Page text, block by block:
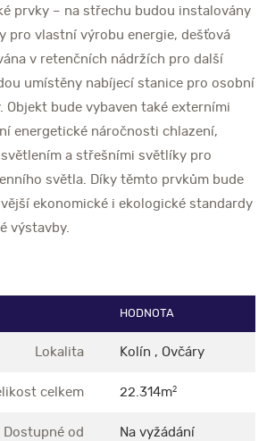
prvky – na střechu budou instalovány
pro vlastní výrobu energie, dešťová
v retenčních nádržích pro další
umístěny nabíjecí stanice pro osobní
Objekt bude vybaven také externími
energetické náročnosti chlazení,
a střešními světlíky pro
světla. Díky těmto prvkům bude
ekonomické i ekologické standardy
výstavby.
HODNOTA
Lokalita Kolín , Ovčáry
celkem 22.314m2
Dostupné od Na vyžádání